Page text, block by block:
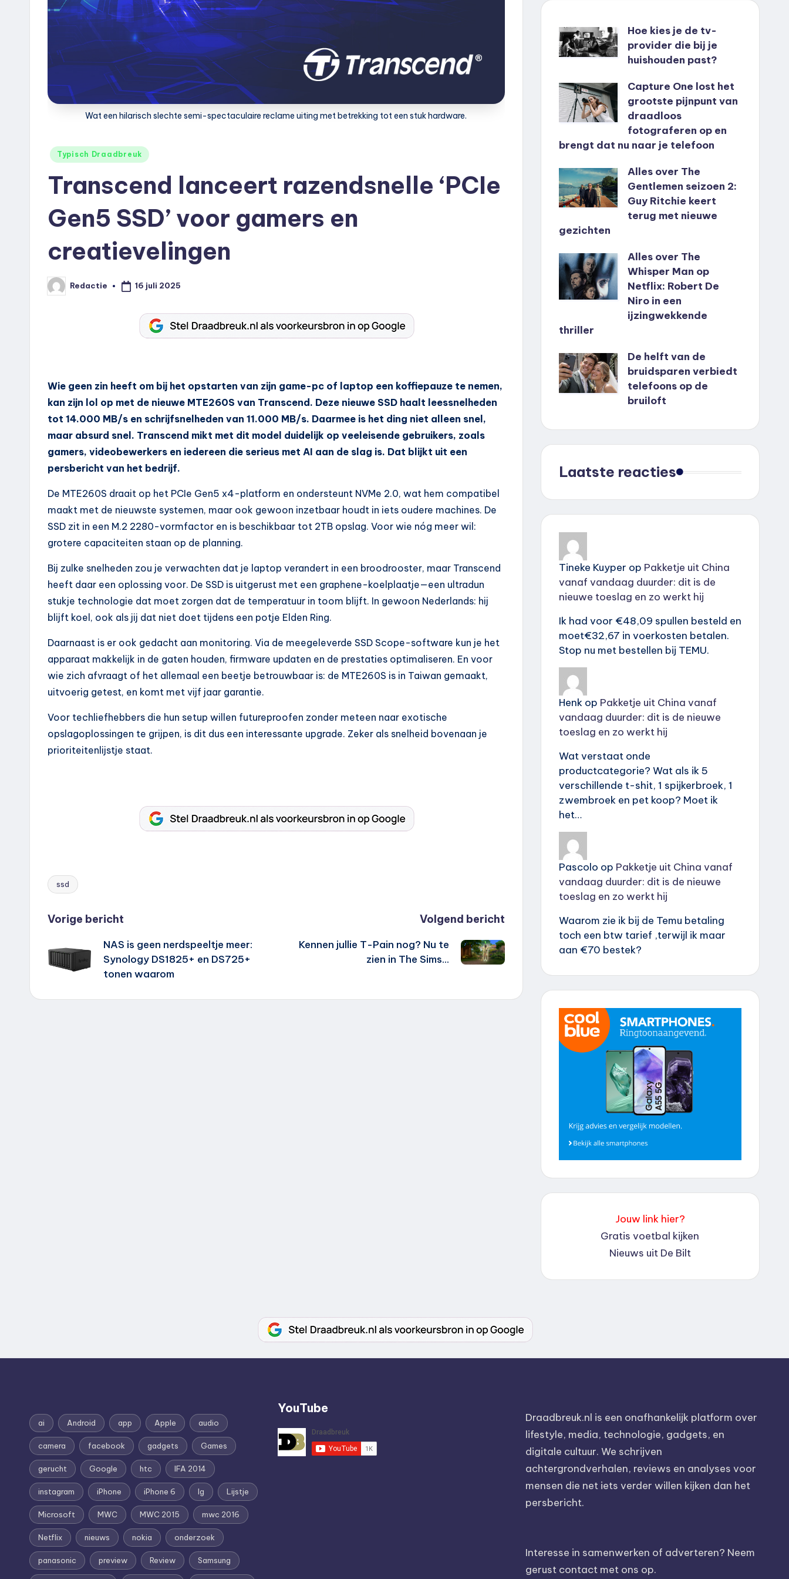
Wat een hilarisch slechte semi-spectaculaire reclame uiting met betrekking tot een stuk hardware.
Geplaatst
Typisch Draadbreuk
Transcend lanceert razendsnelle ‘PCIe
Gen5 SSD’ voor gamers en
creatievelingen
Geplaatst
door
Redactie 16 juli 2025
Wie geen zin heeft om bij het opstarten van zijn game-pc of laptop een koffiepauze te nemen,
kan zijn lol op met de nieuwe MTE260S van Transcend. Deze nieuwe SSD haalt leessnelheden
tot 14.000 MB/s en schrijfsnelheden van 11.000 MB/s. Daarmee is het ding niet alleen snel,
maar absurd snel. Transcend mikt met dit model duidelijk op veeleisende gebruikers, zoals
gamers, videobewerkers en iedereen die serieus met AI aan de slag is. Dat blijkt uit een
persbericht van het bedrijf.
De MTE260S draait op het PCIe Gen5 x4-platform en ondersteunt NVMe 2.0, wat hem compatibel
maakt met de nieuwste systemen, maar ook gewoon inzetbaar houdt in iets oudere machines. De
SSD zit in een M.2 2280-vormfactor en is beschikbaar tot 2TB opslag. Voor wie nóg meer wil:
grotere capaciteiten staan op de planning.
Bij zulke snelheden zou je verwachten dat je laptop verandert in een broodrooster, maar Transcend
heeft daar een oplossing voor. De SSD is uitgerust met een graphene-koelplaatje—een ultradun
stukje technologie dat moet zorgen dat de temperatuur in toom blijft. In gewoon Nederlands: hij
blijft koel, ook als jij dat niet doet tijdens een potje Elden Ring.
Daarnaast is er ook gedacht aan monitoring. Via de meegeleverde SSD Scope-software kun je het
apparaat makkelijk in de gaten houden, firmware updaten en de prestaties optimaliseren. En voor
wie zich afvraagt of het allemaal een beetje betrouwbaar is: de MTE260S is in Taiwan gemaakt,
uitvoerig getest, en komt met vijf jaar garantie.
Voor techliefhebbers die hun setup willen futureproofen zonder meteen naar exotische
opslagoplossingen te grijpen, is dit dus een interessante upgrade. Zeker als snelheid bovenaan je
prioriteitenlijstje staat.
Tags:
ssd
Bericht
navigatie
Vorige bericht
NAS is geen nerdspeeltje meer:
Synology DS1825+ en DS725+
tonen waarom
Volgend bericht
Kennen jullie T-Pain nog? Nu te
zien in The Sims…
Hoe kies je de tv-
provider die bij je
huishouden past?
Capture One lost het
grootste pijnpunt van
draadloos
fotograferen op en
brengt dat nu naar je telefoon
Alles over The
Gentlemen seizoen 2:
Guy Ritchie keert
terug met nieuwe
gezichten
Alles over The
Whisper Man op
Netflix: Robert De
Niro in een
ijzingwekkende
thriller
De helft van de
bruidsparen verbiedt
telefoons op de
bruiloft
Laatste reacties
Tineke Kuyper op Pakketje uit China
vanaf vandaag duurder: dit is de
nieuwe toeslag en zo werkt hij
Ik had voor €48,09 spullen besteld en
moet€32,67 in voerkosten betalen.
Stop nu met bestellen bij TEMU.
Henkop Pakketje uit China vanaf
vandaag duurder: dit is de nieuwe
toeslag en zo werkt hij
Wat verstaat onde
productcategorie? Wat als ik 5
verschillende t-shit, 1 spijkerbroek, 1
zwembroek en pet koop? Moet ik
het…
Pascolo op Pakketje uit China vanaf
vandaag duurder: dit is de nieuwe
toeslag en zo werkt hij
Waarom zie ik bij de Temu betaling
toch een btw tarief ,terwijl ik maar
aan €70 bestek?
Jouw link hier?
Gratis voetbal kijken
Nieuws uit De Bilt
ai Android app Apple audio
camera facebook gadgets Games
gerucht Google htc IFA 2014
instagram iPhone iPhone 6 lg Lijstje
Microsoft MWC MWC 2015 mwc 2016
Netflix nieuws nokia onderzoek
panasonic preview Review Samsung
YouTube
Draadbreuk.nl is een onafhankelijk platform over
lifestyle, media, technologie, gadgets, en
digitale cultuur. We schrijven
achtergrondverhalen, reviews en analyses voor
mensen die net iets verder willen kijken dan het
persbericht.
Interesse in samenwerken of adverteren? Neem
gerust contact met ons op.